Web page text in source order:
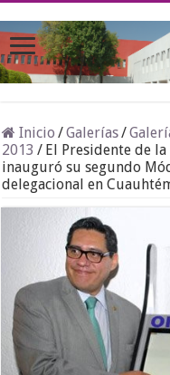
Inicio /Galerías/
2013 / El Presidente de la
inauguró su segundo
delegacional en